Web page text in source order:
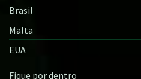
Brasil
Malta
EUA
Fique por dentro